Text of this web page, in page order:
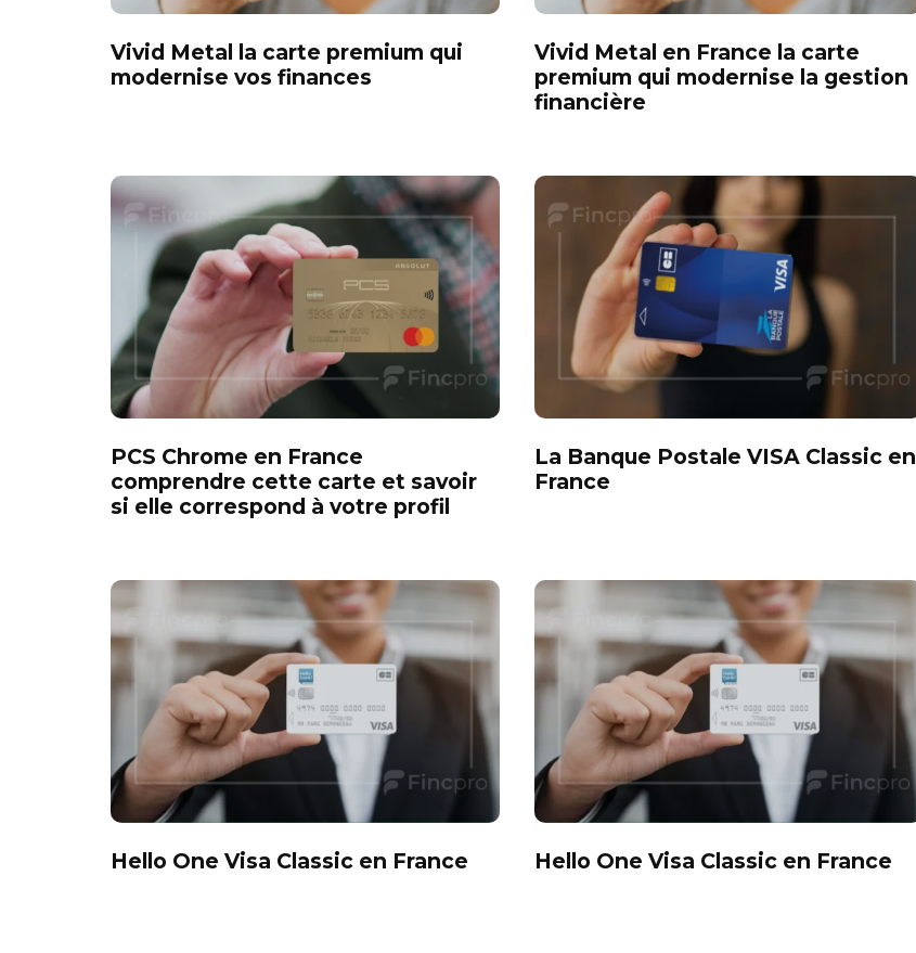
Vivid Metal la carte premium qui
modernise vos finances
Vivid Metal en France la carte
premium qui modernise la gestion
financière
PCS Chrome en France
comprendre cette carte et savoir
si elle correspond à votre profil
La Banque Postale VISA Classic en
France
Hello One Visa Classic en France Hello One Visa Classic en France